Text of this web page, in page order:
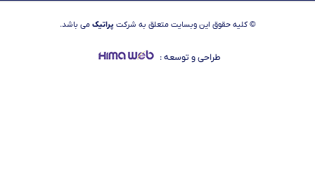
© کلیه حقوق این وبسایت متعلق به شرکت پراتیک می باشد.
طراحی و توسعه :